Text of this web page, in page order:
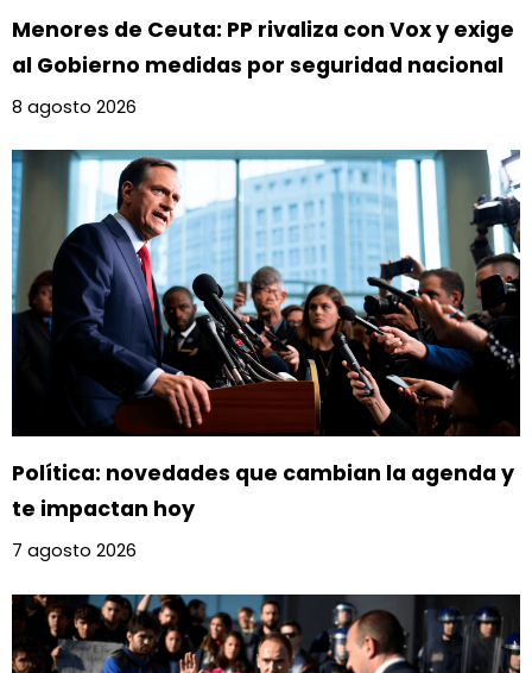
Menores de Ceuta: PP rivaliza con Vox y exige
al Gobierno medidas por seguridad nacional
8 agosto 2026
Política: novedades que cambian la agenda y
te impactan hoy
7 agosto 2026